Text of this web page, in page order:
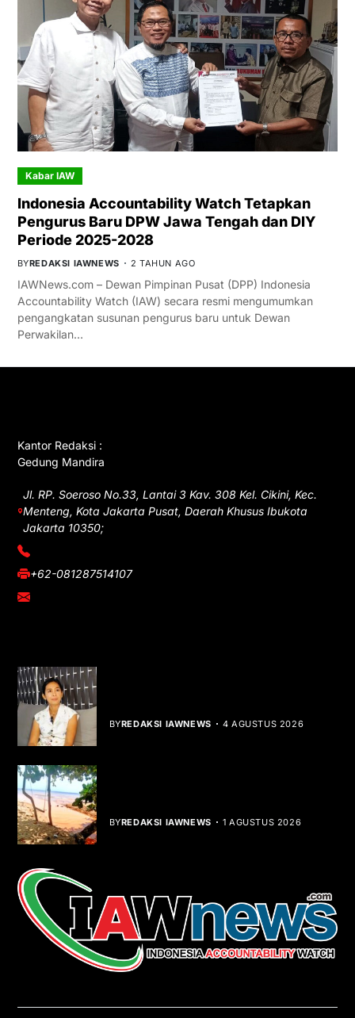
Kabar IAW
Indonesia Accountability Watch Tetapkan
Pengurus Baru DPW Jawa Tengah dan DIY
Periode 2025-2028
BYREDAKSI IAWNEWS 2 TAHUN AGO
IAWNews.com – Dewan Pimpinan Pusat (DPP) Indonesia
Accountability Watch (IAW) secara resmi mengumumkan
pengangkatan susunan pengurus baru untuk Dewan
Perwakilan…
Kantor Redaksi :
Gedung Mandira
Jl. RP. Soeroso No.33, Lantai 3 Kav. 308 Kel. Cikini, Kec.
Menteng, Kota Jakarta Pusat, Daerah Khusus Ibukota
Jakarta 10350;
(021) 3908026
+62-081287514107
adm@iawnews.com
BYREDAKSI IAWNEWS 4 AGUSTUS 2026
BYREDAKSI IAWNEWS 1 AGUSTUS 2026